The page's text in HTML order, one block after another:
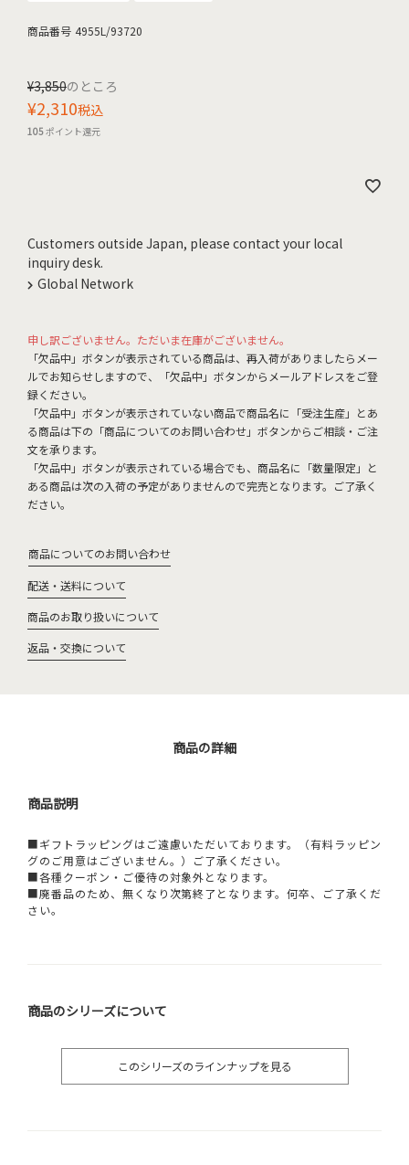
商品番号 4955L/93720
¥3,850のところ
¥2,310税込
105ポイント還元
Customers outside Japan, please contact your local
inquiry desk.
Global Network
申し訳ございません。ただいま在庫がございません。
「欠品中」ボタンが表示されている商品は、再入荷がありましたらメー
ルでお知らせしますので、「欠品中」ボタンからメールアドレスをご登
録ください。
「欠品中」ボタンが表示されていない商品で商品名に「受注生産」とあ
る商品は下の「商品についてのお問い合わせ」ボタンからご相談・ご注
文を承ります。
「欠品中」ボタンが表示されている場合でも、商品名に「数量限定」と
ある商品は次の入荷の予定がありませんので完売となります。ご了承く
ださい。
商品についてのお問い合わせ
配送・送料について
商品のお取り扱いについて
返品・交換について
商品の詳細
商品説明
■ギフトラッピングはご遠慮いただいております。（有料ラッピン
グのご用意はございません。）ご了承ください。
■各種クーポン・ご優待の対象外となります。
■廃番品のため、無くなり次第終了となります。何卒、ご了承くだ
さい。
商品のシリーズについて
このシリーズのラインナップを見る